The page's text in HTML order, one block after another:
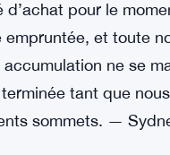
: rachats